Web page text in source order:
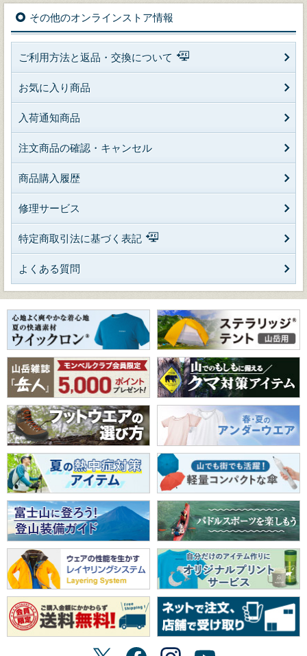
その他のオンラインストア情報
ご利用方法と返品・交換について
お気に入り商品
入荷通知商品
注文商品の確認・キャンセル
商品購入履歴
修理サービス
特定商取引法に基づく表記
よくある質問